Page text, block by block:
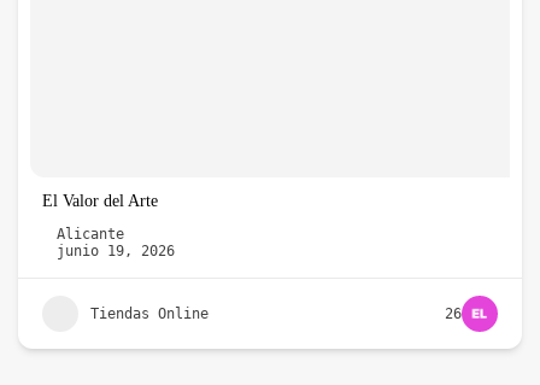
El Valor del Arte
Alicante
junio 19, 2026
Tiendas Online 26